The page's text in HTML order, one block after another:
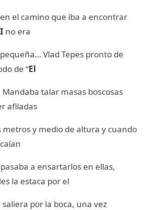
el camino que iba a encontrar
no era
Vlad Tepes pronto de
de “El
talar masas boscosas
afiladas
metros y medio de altura y cuando
a ensartarlos en ellas,
la estaca por el
por la boca, una vez